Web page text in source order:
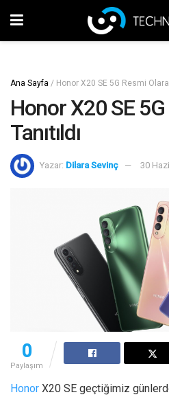
Ana Sayfa / Honor X20 SE 5G Resmi
Honor X20 SE
Tanıtıldı
Yazar: Dilara Sevinç 30
0
Paylaşım
Honor X20 SE geçtiğimiz